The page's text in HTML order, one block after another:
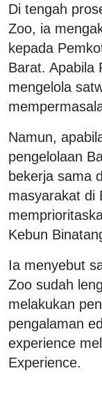
Di tengah
Zoo, ia
kepada
Barat. Apabila
mengelola
Namun,
pengelolaan
bekerja sama
masyarakat di
Kebun
Ia menyebut
Zoo sudah
melakukan
pengalaman
experience
Experience.